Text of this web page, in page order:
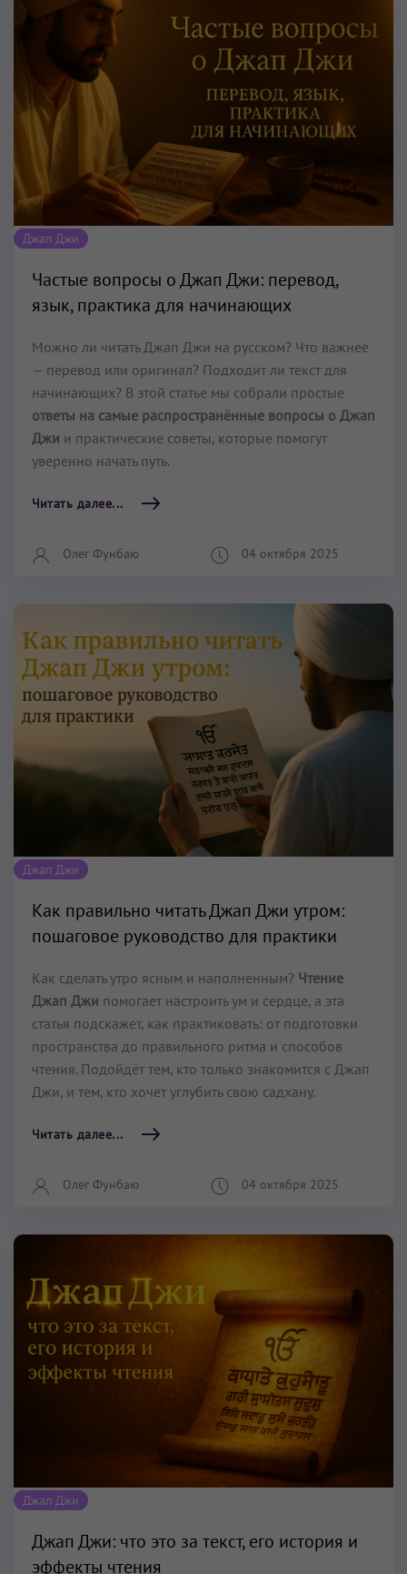
Джап Джи
Частые вопросы о Джап Джи: перевод,
язык, практика для начинающих
Можно ли читать Джап Джи на русском? Что важнее
— перевод или оригинал? Подходит ли текст для
начинающих? В этой статье мы собрали простые
ответы на самые распространённые вопросы о Джап
Джи и практические советы, которые помогут
уверенно начать путь.
Читать далее...
Олег Фунбаю 04 октября 2025
Джап Джи
Как правильно читать Джап Джи утром:
пошаговое руководство для практики
Как сделать утро ясным и наполненным? Чтение
Джап Джи помогает настроить ум и сердце, а эта
статья подскажет, как практиковать: от подготовки
пространства до правильного ритма и способов
чтения. Подойдёт тем, кто только знакомится с Джап
Джи, и тем, кто хочет углубить свою садхану.
Читать далее...
Олег Фунбаю 04 октября 2025
Джап Джи
Джап Джи: что это за текст, его история и
эффекты чтения